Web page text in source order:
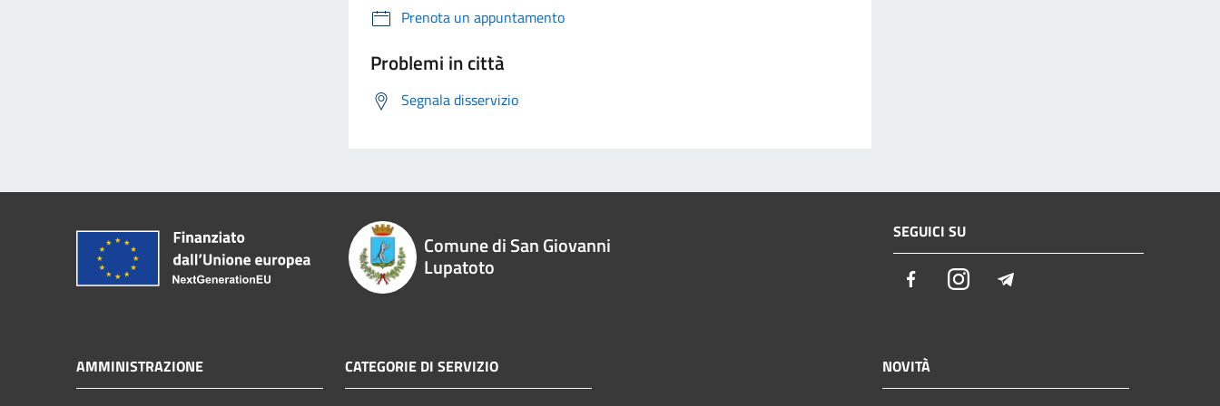
Prenota un appuntamento
Problemi in città
Segnala disservizio
Comune di San Giovanni
Lupatoto
SEGUICI SU
FacebookInstagram
AMMINISTRAZIONE CATEGORIE DI SERVIZIO NOVITÀ